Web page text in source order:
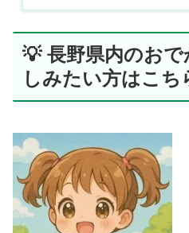
💡 長野県内のお
しみたい方はこち